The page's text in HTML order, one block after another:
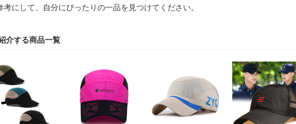
考にして、自分にぴったりの一品を見つけてください。
介する商品一覧